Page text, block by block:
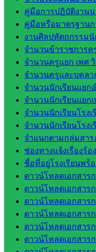
คู่มือการปฏิบัติงานน
คู่มือหรือมาตรฐานก
งานศิลปหัตถกรรมนั
จำนวนข้าราชการค
จำนวนครูแยก เพศ
จำนวนครูและบุคลา
จำนวนนักเรียนแยก
จำนวนนักเรียนแยก
จำนวนนักเรียนโรง
จำนวนนักเรียนโรง
จำแนกตามกลุ่มสาร
ช่องทางแจ้งเรื่องร้
ชื่อที่อยู่โรงเรียนพร้
ดาวน์โหลดเอกสา
ดาวน์โหลดเอกสาร
ดาวน์โหลดเอกสาร
ดาวน์โหลดเอกสาร
ดาวน์โหลดเอกสาร
ดาวน์โหลดเอกสา